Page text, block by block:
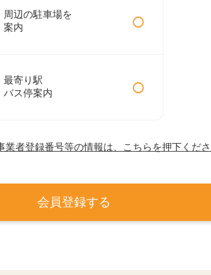
周辺の駐車場を
案内
○
最寄り駅
バス停案内
○
者登録番号等の情報は、こちらを押下くだ
会員登録する